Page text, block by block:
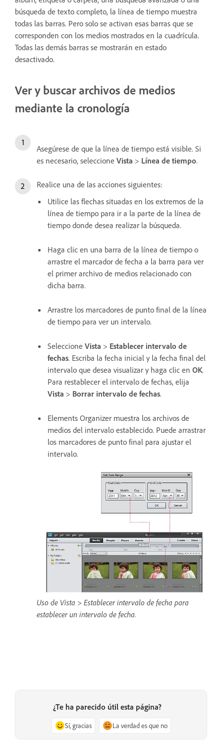
búsqueda de texto completo, la línea de tiempo muestra
todas las barras. Pero solo se activan esas barras que se
corresponden con los medios mostrados en la cuadrícula.
Todas las demás barras se mostrarán en estado
desactivado.
Ver y buscar archivos de medios
mediante la cronología
Asegúrese de que la línea de tiempo está visible. Si
es necesario, seleccione Vista > Línea de tiempo.
Realice una de las acciones siguientes:
Utilice las flechas situadas en los extremos de la
línea de tiempo para ir a la parte de la línea de
tiempo donde desea realizar la búsqueda.
Haga clic en una barra de la línea de tiempo o
arrastre el marcador de fecha a la barra para ver
el primer archivo de medios relacionado con
dicha barra.
Arrastre los marcadores de punto final de la línea
de tiempo para ver un intervalo.
Seleccione Vista > Establecer intervalo de
fechas. Escriba la fecha inicial y la fecha final del
intervalo que desea visualizar y haga clic en OK.
Para restablecer el intervalo de fechas, elija
Vista > Borrar intervalo de fechas.
Elements Organizer muestra los archivos de
medios del intervalo establecido. Puede arrastrar
los marcadores de punto final para ajustar el
intervalo.
Uso de Vista > Establecer intervalo de fecha para
establecer un intervalo de fecha.
¿Te ha parecido útil esta página?
Sí, gracias La verdad es que no